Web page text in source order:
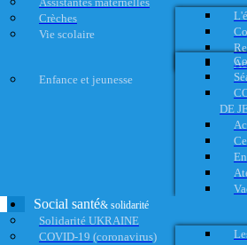
Crèches
Vie scolaire
Enfance et jeunesse
DE
Social santé& solidarité
Solidarité UKRAINE
COVID-19 (coronavirus)